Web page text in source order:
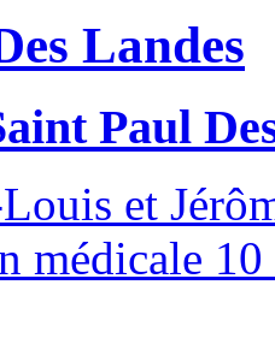
Landes
Paul
et
médicale